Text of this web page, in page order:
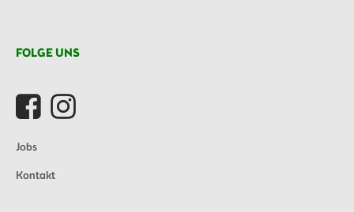
FOLGE UNS
Jobs
Kontakt